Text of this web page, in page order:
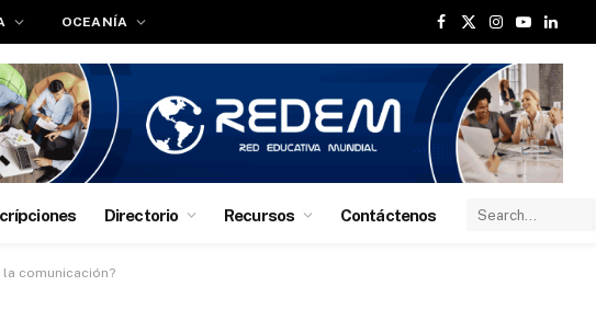
OCEANÍA
Facebook
X
Instagram
YouTube
Directorio Recursos Contáctenos
comunicación?